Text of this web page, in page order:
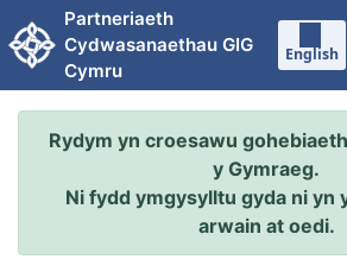
Neidio i'r prif gynnwy
Partneriaeth
Cydwasanaethau GIG
Cymru
English
Rydym yn croesawu
y Gymraeg.
Ni fydd ymgysylltu gyda ni yn
arwain at oedi.